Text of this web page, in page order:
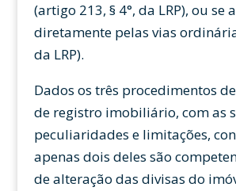
(artigo 213, § 4°, da LRP), ou se
diretamente pelas vias
da LRP).
Dados os três procedimentos
de registro imobiliário, com as
peculiaridades e limitações,
apenas dois deles são
de alteração das divisas do